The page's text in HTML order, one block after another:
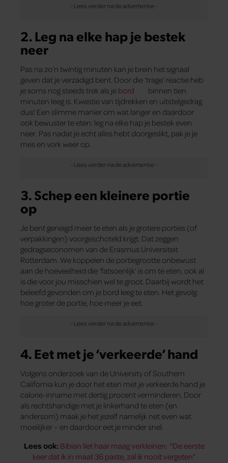
2. Leg na elke hap je bestek
neer
Pas na zo’n twintig minuten kan je brein het signaal
geven dat je verzadigd bent. Door die ‘trage’ reactie heb
je soms nog steeds trek als je bord
binnen tien
minuten leeg is. Kwestie van tijdrekken en uitstelgedrag
dus! Een slimme manier om wat langer en daardoor
ook bewuster te eten: leg na elke hap je bestek even
neer. Pas nadat je echt alles hebt doorgeslikt, pak je je
mes en vork weer op.
3. Schep een kleinere portie
op
Je bent geneigd meer te eten als je grotere porties (of
verpakkingen) voorgeschoteld krijgt. Dat zeggen
gedragseconomen van de Erasmus Universiteit
Rotterdam. We koppelen de portiegrootte onbewust
aan de hoeveelheid die ‘fatsoenlijk’ is om te eten, ook al
is die voor jou misschien wel te groot. Daarbij wordt het
beleefd gevonden om je bord leeg te eten. Het gevolg:
hoe groter de portie, hoe meer je eet.
4. Eet met je ‘verkeerde’ hand
Volgens onderzoek van de University of Southern
California kun je door het eten met je verkeerde hand je
calorie-inname met dertig procent verminderen. Door
als rechtshandige met je linkerhand te eten (en
andersom) maak je het jezelf namelijk net even wat
moeilijker – en daardoor eet je minder snel.
Lees ook: Bibian liet haar maag verkleinen: “De eerste
keer dat ik in maat 36 paste, zal ik nooit vergeten”